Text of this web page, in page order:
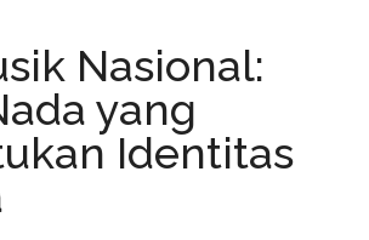
Nasional:
yang
Identitas